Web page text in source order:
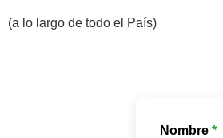
(a lo largo de todo el País)
Nombre *